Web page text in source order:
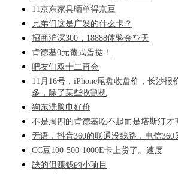
11京东家具晒单得京豆
兄弟们这是广发的什么卡？
招商沪深300，18888体验金*7天
肯德基0元葡式蛋挞！
吧友们双十二再会
11月16号，iPhone尾盘收盘价，长沙报
多，除了某些收割机
狗东洗脸巾好价
不是周四的肯德基吃不起而是塔斯汀才
无语，抖音360的联通没线路，电信360
CC豆100-500-1000E卡上货了。速度
缺的但赚钱的小项目